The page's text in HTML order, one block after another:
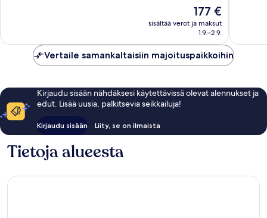
Hinta
177 €
177 €
sisältää verot ja maksut
1.9.–2.9.
Vertaile samankaltaisiin majoituspaikkoihin
Kirjaudu sisään nähdäksesi käytettävissä olevat alennukset ja
edut. Lisää uusia, palkitsevia seikkailuja!
Kirjaudu sisään Liity, se on ilmaista
Tietoja alueesta